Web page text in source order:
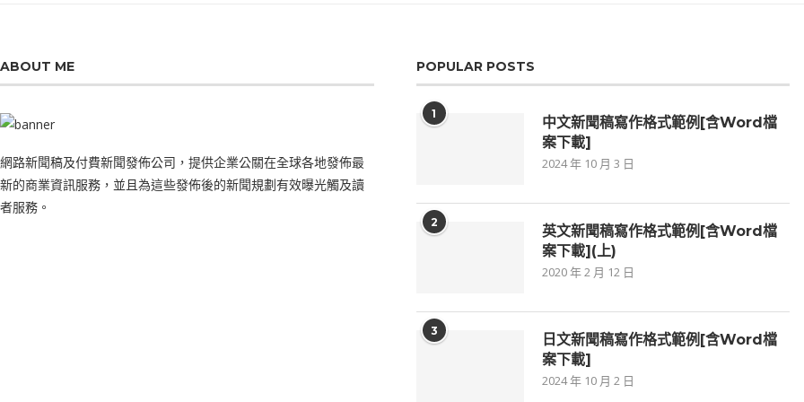
ABOUT ME
網路新聞稿及付費新聞發佈公司，提供企業公關在全球各地發佈最
新的商業資訊服務，並且為這些發佈後的新聞規劃有效曝光觸及讀
者服務。
POPULAR POSTS
1
中文新聞稿寫作格式範例[含Word檔
案下載]
2024 年 10 月 3 日
2
英文新聞稿寫作格式範例[含Word檔
案下載](上)
2020 年 2 月 12 日
3
日文新聞稿寫作格式範例[含Word檔
案下載]
2024 年 10 月 2 日